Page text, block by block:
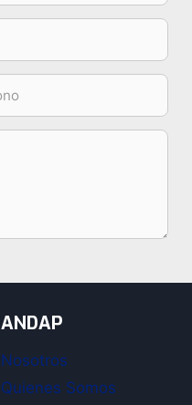
ANDAP
Nosotros
Quienes Somos